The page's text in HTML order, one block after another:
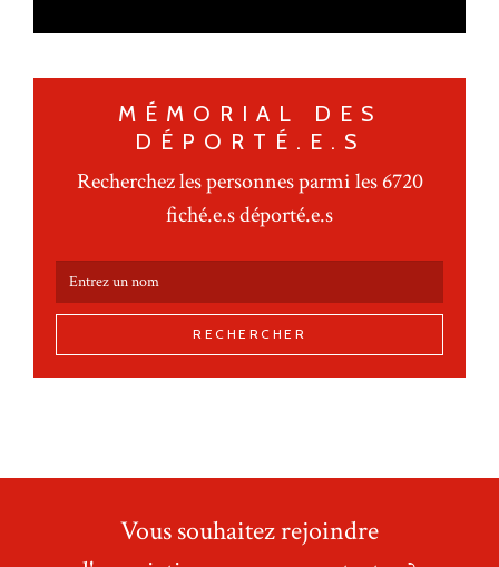
MÉMORIAL DES
DÉPORTÉ.E.S
Recherchez les personnes parmi les 6720
fiché.e.s déporté.e.s
RECHERCHER
Vous souhaitez rejoindre